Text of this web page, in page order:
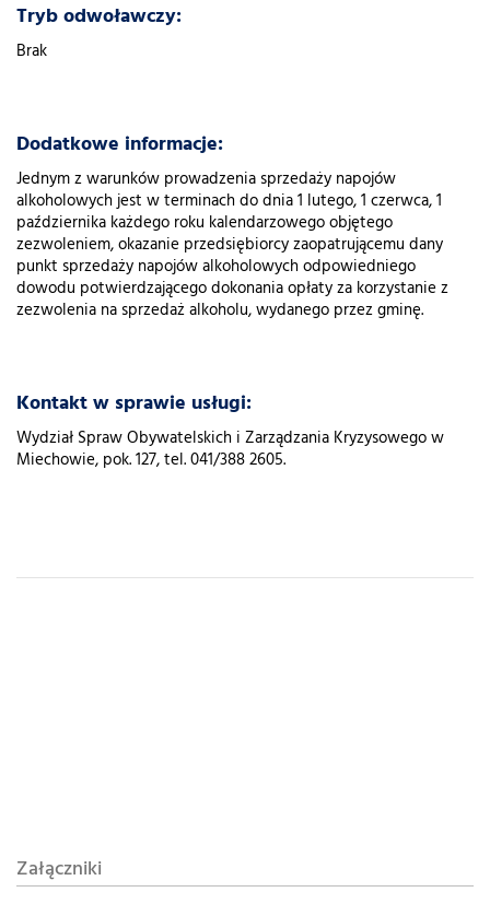
Tryb odwoławczy:
Brak
Dodatkowe informacje:
Jednym z warunków prowadzenia sprzedaży napojów
alkoholowych jest w terminach do dnia 1 lutego, 1 czerwca, 1
października każdego roku kalendarzowego objętego
zezwoleniem, okazanie przedsiębiorcy zaopatrującemu dany
punkt sprzedaży napojów alkoholowych odpowiedniego
dowodu potwierdzającego dokonania opłaty za korzystanie z
zezwolenia na sprzedaż alkoholu, wydanego przez gminę.
Kontakt w sprawie usługi:
Wydział Spraw Obywatelskich i Zarządzania Kryzysowego w
Miechowie, pok. 127, tel. 041/388 2605.
Załączniki